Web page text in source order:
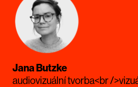
Jana Butzke
audiovizuální tvorba<br /